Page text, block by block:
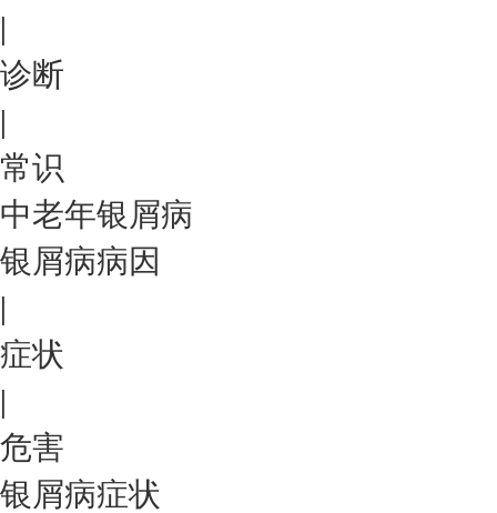
|
诊断
|
常识
中老年银屑病
银屑病病因
|
症状
|
危害
银屑病症状